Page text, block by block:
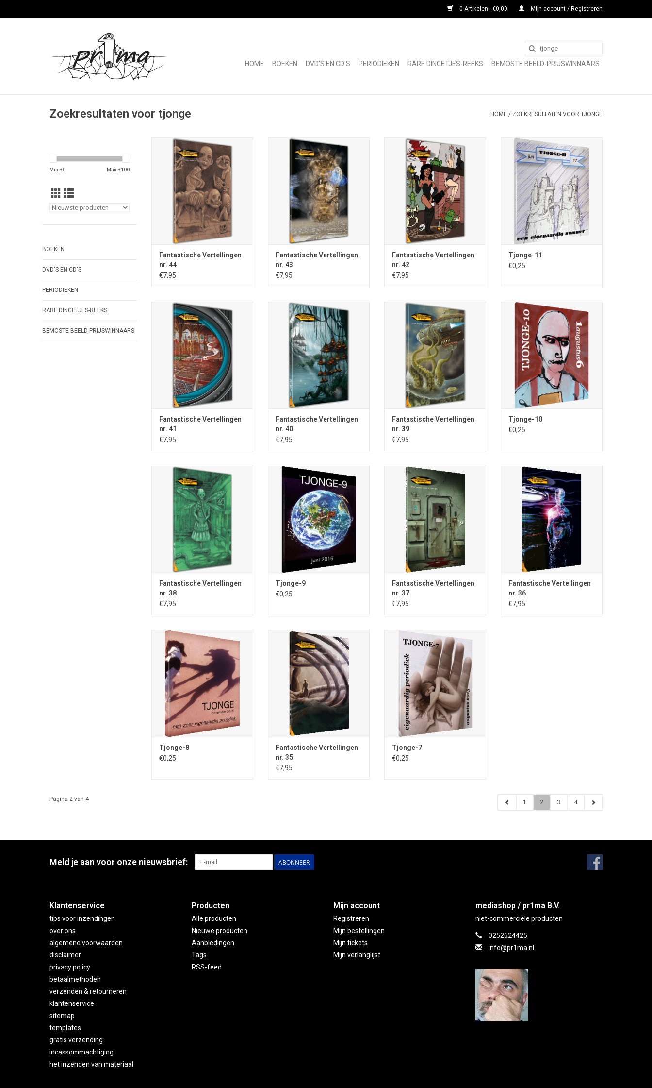
0 Artikelen - €0,00 Mijn account / Registreren
HOME BOEKEN DVD'S EN CD'S PERIODIEKEN RARE DINGETJES-REEKS BEMOSTE BEELD-PRIJSWINNAARS
Zoekresultaten voor tjonge HOME / ZOEKRESULTATEN VOOR TJONGE
Min: €0 Max: €100
BOEKEN
DVD'S EN CD'S
PERIODIEKEN
RARE DINGETJES-REEKS
BEMOSTE BEELD-PRIJSWINNAARS
Fantastische Vertellingen; nr. 44;
december 2017; ISSN 0167-8132;
106 blz.; A5-formaat; volledig in
kleur; uitg. Stichting Fantastische
Vertellingen, Nieuw Vennep; losse
nrs. €7,95; omslagill. Gidion van
de Swaluw
TOEVOEGEN AAN WINKELWAGEN
Fantastische Vertellingen
nr. 44
€7,95
Fantastische Vertellingen; nr. 43;
september 2017; ISSN 0167-8132;
135 blz.; A5-formaat; volledig in
kleur; uitg. Stichting Fantastische
Vertellingen, Nieuw Vennep; losse
nrs. €7,95; omslagill. Tais Teng
TOEVOEGEN AAN WINKELWAGEN
Fantastische Vertellingen
nr. 43
€7,95
Fantastische Vertellingen; nr. 42;
juni 2017; ISSN 0167-8132; 142
blz.; A5-formaat; volledig in kleur;
uitg. Stichting Fantastische
Vertellingen, Nieuw Vennep; losse
nrs. €7,95; omslagill. Joshua
Peeters
TOEVOEGEN AAN WINKELWAGEN
Fantastische Vertellingen
nr. 42
€7,95
Tjonge-11; een eigenaardig
nummer; samenstelling Remco
Meisner; ISSN 0167-8183; kleinste
tijdschrift van Europa (40 x 35
mm); juni 2017; volledig in kleur;
92 blz.
TOEVOEGEN AAN WINKELWAGEN
Tjonge-11
€0,25
Fantastische Vertellingen; nr. 41;
april 2017; ISSN 0167-8132; 92 blz.;
A5-formaat; volledig in kleur; uitg.
Stichting Fantastische
Vertellingen, Nieuw Vennep; losse
nrs. €7,95; omslagill. Marten Blom
TOEVOEGEN AAN WINKELWAGEN
Fantastische Vertellingen
nr. 41
€7,95
Fantastische Vertellingen; nr. 40;
december 2016; ISSN 0167-8132;
103 blz.; A5-formaat; volledig in
kleur; uitg. Stichting Fantastische
Vertellingen, Nieuw Vennep; losse
nrs. €7,95; omslagill. Daniëlle
Futselaar
TOEVOEGEN AAN WINKELWAGEN
Fantastische Vertellingen
nr. 40
€7,95
Fantastische Vertellingen; nr. 39;
september 2016; ISSN 0167-8132;
102 blz.; A5-formaat; volledig in
kleur; uitg. Stichting Fantastische
Vertellingen, Nieuw Vennep; losse
nrs. €7,95; omslagill. Daniëlle
Futselaar
TOEVOEGEN AAN WINKELWAGEN
Fantastische Vertellingen
nr. 39
€7,95
Tjonge-10; vreselijk onregelmatig
verschijnende en bizarre
periodiek; samenstelling Remco
Meisner; ISSN 0167-8183; kleinste
tijdschrift van Europa (40 x 35
mm); augustus 2016; volledig in
kleur; 64 blz.
TOEVOEGEN AAN WINKELWAGEN
Tjonge-10
€0,25
Fantastische Vertellingen; nr. 38;
juni 2016; ISSN 0167-8132; 102
blz.; A5-formaat; volledig in kleur;
uitg. Stichting Fantastische
Vertellingen, Nieuw Vennep; losse
nrs. €7,95; omslagill. Gidion van
de Swaluw
TOEVOEGEN AAN WINKELWAGEN
Fantastische Vertellingen
nr. 38
€7,95
Tjonge-9; vreselijk onregelmatig
verschijnende en bizarre
periodiek; samenstelling Remco
Meisner; ISSN 0167-8183; kleinste
tijdschrift van Europa (40 x 35
mm); juni 2016; volledig in kleur;
40 blz.
Tjonge-9
€0,25
Fantastische Vertellingen; nr. 37;
maart 2016; ISSN 0167-8132; 82
blz.; A5-formaat; volledig in kleur;
uitg. Stichting Fantastische
Vertellingen, Nieuw Vennep; losse
nrs. €7,95; omslagill. Ben van den
Outenaar
TOEVOEGEN AAN WINKELWAGEN
Fantastische Vertellingen
nr. 37
€7,95
Fantastische Vertellingen; nr. 36;
december 2015; ISSN 0167-8132;
118 blz.; A5-formaat; volledig in
kleur; uitg. Stichting Fantastische
Vertellingen, Nieuw Vennep; losse
nrs. €7,95; omslagill. Marten Blom
TOEVOEGEN AAN WINKELWAGEN
Fantastische Vertellingen
nr. 36
€7,95
Tjonge-8; vreselijk onregelmatig
verschijnende en bizarre
periodiek; samenstelling Remco
Meisner; ISSN 0167-8183; kleinste
tijdschrift van Europa (40 x 35
mm); november 2015; volledig in
kleur; 128 blz.
TOEVOEGEN AAN WINKELWAGEN
Tjonge-8
€0,25
Fantastische Vertellingen; nr. 35;
september 2015; ISSN 0167-8132;
95blz.; A5-formaat; volledig in
kleur; uitg. Stichting Fantastische
Vertellingen, Nieuw Vennep; losse
nrs. €7,95; omslagill. Marten Blom
TOEVOEGEN AAN WINKELWAGEN
Fantastische Vertellingen
nr. 35
€7,95
Tjonge-7; vreselijk onregelmatig
verschijnende en bizarre
periodiek; samenstelling Remco
Meisner; ISSN 0167-8183; kleinste
tijdschrift van Europa (40 x 35
mm); augustus 2015; volledig in
kleur; 60 blz.
TOEVOEGEN AAN WINKELWAGEN
Tjonge-7
€0,25
Pagina 2 van 4 1 2 3 4
Meld je aan voor onze nieuwsbrief: ABONNEER
Klantenservice
tips voor inzendingen
over ons
algemene voorwaarden
disclaimer
privacy policy
betaalmethoden
verzenden & retourneren
klantenservice
sitemap
templates
gratis verzending
incassommachtiging
het inzenden van materiaal
Producten
Alle producten
Nieuwe producten
Aanbiedingen
Tags
RSS-feed
Mijn account
Registreren
Mijn bestellingen
Mijn tickets
Mijn verlanglijst
mediashop / pr1ma B.V.
niet-commerciële producten
0252624425
info@pr1ma.nl